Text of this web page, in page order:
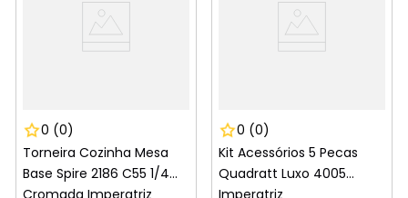
0 (0)
Torneira Cozinha Mesa
Base Spire 2186 C55 1/4
0 (0)
Kit Acessórios 5 Pecas
Quadratt Luxo 4005